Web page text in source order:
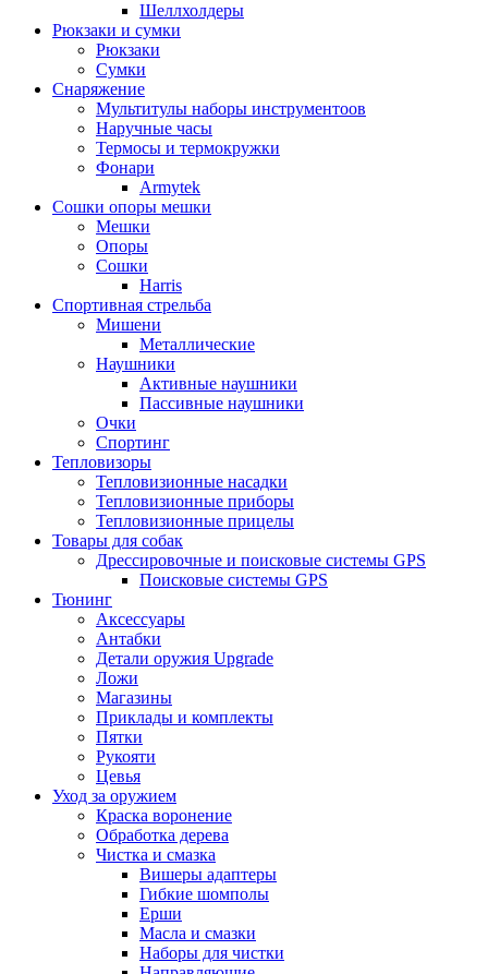
Шеллхолдеры
Рюкзаки и сумки
Рюкзаки
Сумки
Снаряжение
Мультитулы наборы инструментоов
Наручные часы
Термосы и термокружки
Фонари
Armytek
Сошки опоры мешки
Мешки
Опоры
Сошки
Harris
Спортивная стрельба
Мишени
Металлические
Наушники
Активные наушники
Пассивные наушники
Очки
Спортинг
Тепловизоры
Тепловизионные насадки
Тепловизионные приборы
Тепловизионные прицелы
Товары для собак
Дрессировочные и поисковые системы GPS
Поисковые системы GPS
Тюнинг
Аксессуары
Антабки
Детали оружия Upgrade
Ложи
Магазины
Приклады и комплекты
Пятки
Рукояти
Цевья
Уход за оружием
Краска воронение
Обработка дерева
Чистка и смазка
Вишеры адаптеры
Гибкие шомполы
Ерши
Масла и смазки
Наборы для чистки